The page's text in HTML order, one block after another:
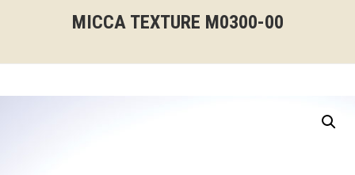
MICCA TEXTURE M0300-00